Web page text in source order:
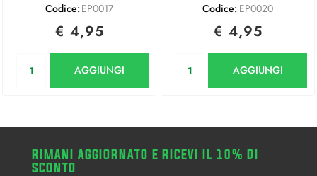
Codice: EP0017
€ 4,95
AGGIUNGI
Codice: EP0020
€ 4,95
AGGIUNGI
RIMANI AGGIORNATO E RICEVI IL 10% DI
SCONTO